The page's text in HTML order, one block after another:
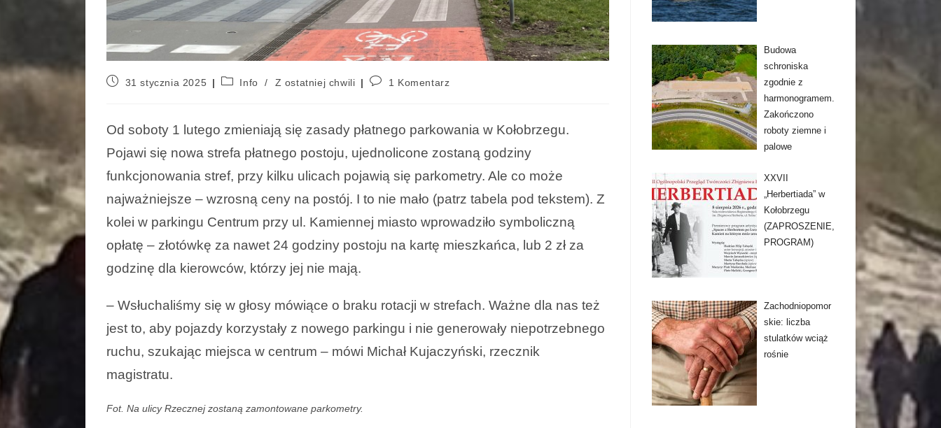
31 stycznia 2025 Info / Z ostatniej chwili 1 Komentarz
Od soboty 1 lutego zmieniają się zasady płatnego parkowania w Kołobrzegu.
Pojawi się nowa strefa płatnego postoju, ujednolicone zostaną godziny
funkcjonowania stref, przy kilku ulicach pojawią się parkometry. Ale co może
najważniejsze – wzrosną ceny na postój. I to nie mało (patrz tabela pod tekstem). Z
kolei w parkingu Centrum przy ul. Kamiennej miasto wprowadziło symboliczną
opłatę – złotówkę za nawet 24 godziny postoju na kartę mieszkańca, lub 2 zł za
godzinę dla kierowców, którzy jej nie mają.
– Wsłuchaliśmy się w głosy mówiące o braku rotacji w strefach. Ważne dla nas też
jest to, aby pojazdy korzystały z nowego parkingu i nie generowały niepotrzebnego
ruchu, szukając miejsca w centrum – mówi Michał Kujaczyński, rzecznik
magistratu.
Fot. Na ulicy Rzecznej zostaną zamontowane parkometry.
Budowa
schroniska
zgodnie z
harmonogramem.
Zakończono
roboty ziemne i
palowe
XXVII
„Herbertiada” w
Kołobrzegu
(ZAPROSZENIE,
PROGRAM)
Zachodniopomor
skie: liczba
stulatków wciąż
rośnie